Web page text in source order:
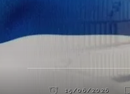
15/06/2026